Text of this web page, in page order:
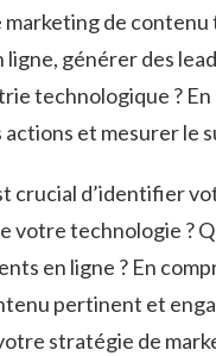
de
ligne, générer des
technologique ?
⁣et mesurer le
crucial d’identifier
votre technologie ?
en ligne ? En
pertinent et
stratégie de